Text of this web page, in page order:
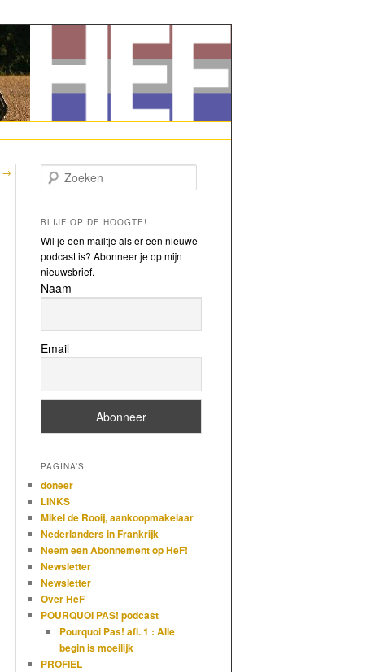
→ Zoeken
BLIJF OP DE HOOGTE!
Wil je een mailtje als er een nieuwe
podcast is? Abonneer je op mijn
nieuwsbrief.
Naam
Email
PAGINA’S
doneer
LINKS
Mikel de Rooij, aankoopmakelaar
Nederlanders in Frankrijk
Neem een Abonnement op HeF!
Newsletter
Newsletter
Over HeF
POURQUOI PAS! podcast
Pourquoi Pas! afl. 1 : Alle
begin is moeilijk
PROFIEL